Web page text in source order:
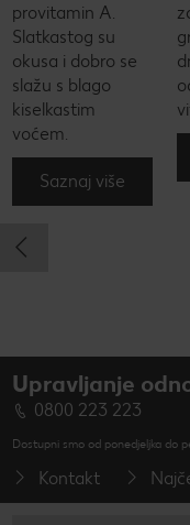
provitamin A.
Slatkastog su
okusa i dobro se
slažu s blago
kiselkastim
voćem.
Saznaj više
Upravljanje
0800 223 223
Dostupni smo od ponedjeljka do
Kontakt